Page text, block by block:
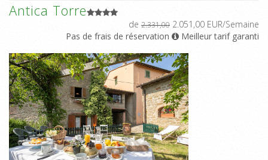
Antica Torre
de 2.331,00 2.051,00 EUR/Semaine
Pas de frais de réservation
Meilleur tarif garanti